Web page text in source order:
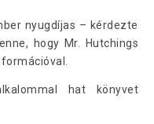
nyugdíjas – kérdezte
hogy Mr. Hutchings
hat könyvet